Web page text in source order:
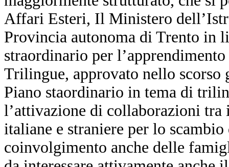
Affari Esteri, Il Ministero
Provincia autonoma di Trento in
straordinario per
Trilingue, approvato nello
Piano staordinario in tema di
l’attivazione di collaborazioni
italiane e straniere per lo
coinvolgimento anche delle